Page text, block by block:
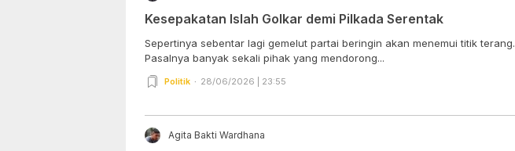
Kesepakatan Islah Golkar demi Pilkada Serentak
Sepertinya sebentar lagi gemelut partai beringin akan menemui titik terang.
Pasalnya banyak sekali pihak yang mendorong...
Politik 28/06/2026 | 23:55
Agita Bakti Wardhana